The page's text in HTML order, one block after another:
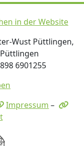
in der Website
Wust Püttlingen,
6901255
Impressum –